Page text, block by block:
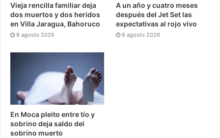
Vieja rencilla familiar deja
dos muertos y dos heridos
en Villa Jaragua, Bahoruco
8 agosto 2026
A un año y cuatro meses
después del Jet Set las
expectativas al rojo vivo
8 agosto 2026
En Moca pleito entre tío y
sobrino deja saldo del
sobrino muerto